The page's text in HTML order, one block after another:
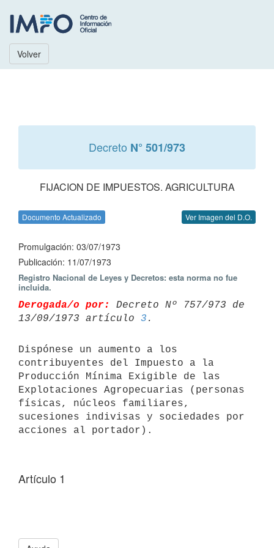
Volver
Decreto N° 501/973
FIJACION DE IMPUESTOS. AGRICULTURA
Documento Actualizado Ver Imagen del D.O.
Promulgación: 03/07/1973
Publicación: 11/07/1973
Registro Nacional de Leyes y Decretos: esta norma no fue
incluida.
Derogada/o por:
Decreto Nº 757/973 de
13/09/1973 artículo 3
Dispónese un aumento a los
contribuyentes del Impuesto a la
Producción Mínima Exigible de las
Explotaciones Agropecuarias (personas
físicas, núcleos familiares,
sucesiones indivisas y sociedades por
acciones al portador).
Artículo 1